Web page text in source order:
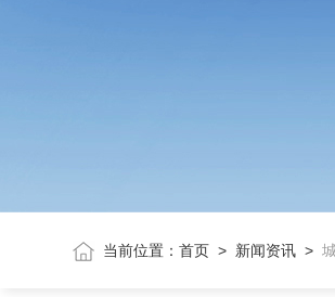
当前位置：首页 > 新闻资讯 >